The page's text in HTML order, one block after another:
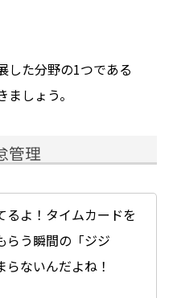
した分野の1つである
しょう。
管理
るよ！タイムカードを
らう瞬間の「ジジ
ないんだよね！